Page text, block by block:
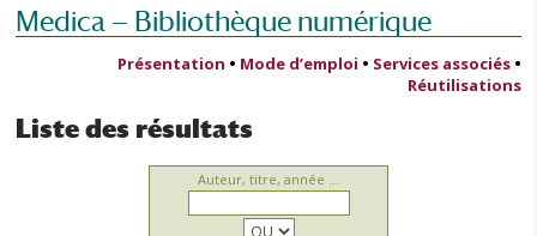
Medica — Bibliothèque numérique
Présentation • Mode d’emploi • Services associés •
Réutilisations
Liste des résultats
Auteur, titre, année ...